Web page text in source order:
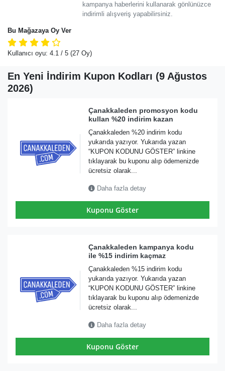
Bu Mağazaya Oy Ver
Kullanıcı oyu: 4.1 / 5 (27 Oy)
kampanya haberlerini kullanarak gönlünüzce
indirimli alışveriş yapabilirsiniz.
En Yeni İndirim Kupon Kodları (9 Ağustos
2026)
Çanakkaleden promosyon kodu
kullan %20 indirim kazan
Çanakkaleden %20 indirim kodu
yukarıda yazıyor. Yukarıda yazan
“KUPON KODUNU GÖSTER” linkine
tıklayarak bu kuponu alıp ödemenizde
ücretsiz olarak...
Daha fazla detay
Kuponu Göster
Çanakkaleden kampanya kodu
ile %15 indirim kaçmaz
Çanakkaleden %15 indirim kodu
yukarıda yazıyor. Yukarıda yazan
“KUPON KODUNU GÖSTER” linkine
tıklayarak bu kuponu alıp ödemenizde
ücretsiz olarak...
Daha fazla detay
Kuponu Göster